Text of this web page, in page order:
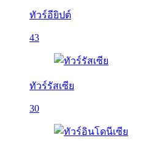
ทัวร์อียิปต์
43
ทัวร์รัสเซีย
30